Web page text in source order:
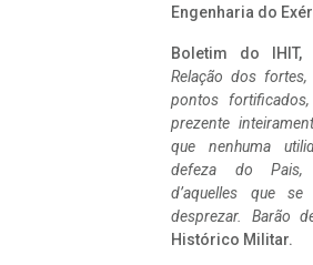
Engenharia do
Boletim do
Relação dos
pontos
prezente
que nenhuma
defeza do Pais,
d’aquelles que
desprezar. Barão
Histórico Militar.